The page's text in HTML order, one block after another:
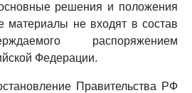
решения и положения
материалы не входят в состав
распоряжением
Федерации.
Правительства РФ